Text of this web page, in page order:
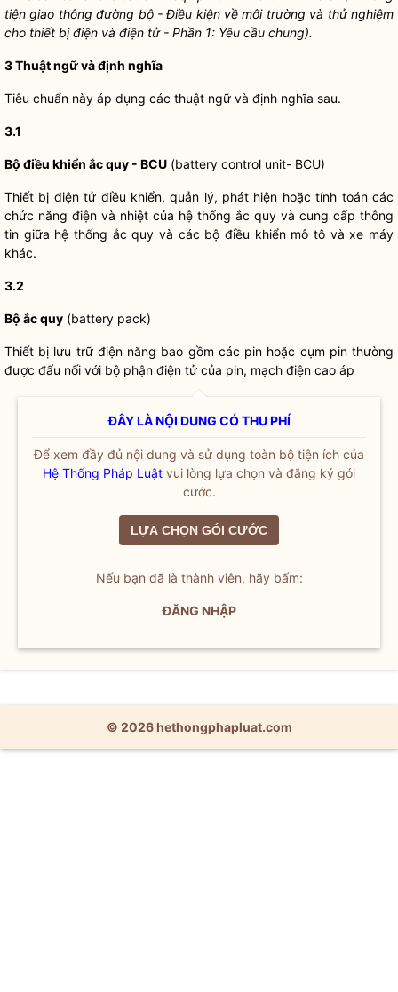
tiện giao thông đường bộ - Điều kiện về môi trường và thử nghiệm
cho thiết bị điện và điện tử - Phần 1: Yêu cầu chung).
3 Thuật ngữ và định nghĩa
Tiêu chuẩn này áp dụng các thuật ngữ và định nghĩa sau.
3.1
Bộ điều khiển ắc quy - BCU (battery control unit- BCU)
Thiết bị điện tử điều khiển, quản lý, phát hiện hoặc tính toán các
chức năng điện và nhiệt của hệ thống ắc quy và cung cấp thông
tin giữa hệ thống ắc quy và các bộ điều khiển mô tô và xe máy
khác.
3.2
Bộ ắc quy (battery pack)
Thiết bị lưu trữ điện năng bao gồm các pin hoặc cụm pin thường
được đấu nối với bộ phận điện tử của pin, mạch điện cao áp
ĐÂY LÀ NỘI DUNG CÓ THU PHÍ
Để xem đầy đủ nội dung và sử dụng toàn bộ tiện ích của
Hệ Thống Pháp Luật vui lòng lựa chọn và đăng ký gói
cước.
LỰA CHỌN GÓI CƯỚC
Nếu bạn đã là thành viên, hãy bấm:
ĐĂNG NHẬP
© 2026 hethongphapluat.com